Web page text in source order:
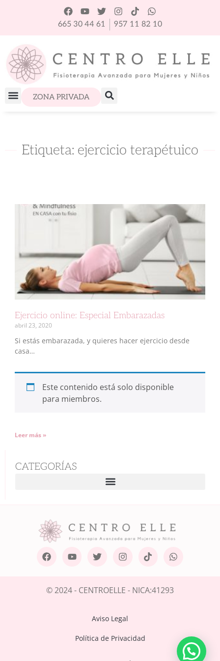
665 30 44 61 957 11 82 10
ZONA PRIVADA
Etiqueta: ejercicio terapétuico
Ejercicio online: Especial Embarazadas
abril 23, 2020
Si estás embarazada, y quieres hacer ejercicio desde
casa…
Este contenido está solo disponible
para miembros.
Leer más »
CATEGORÍAS
© 2024 - CENTROELLE - NICA:41293
Aviso Legal
Política de Privacidad